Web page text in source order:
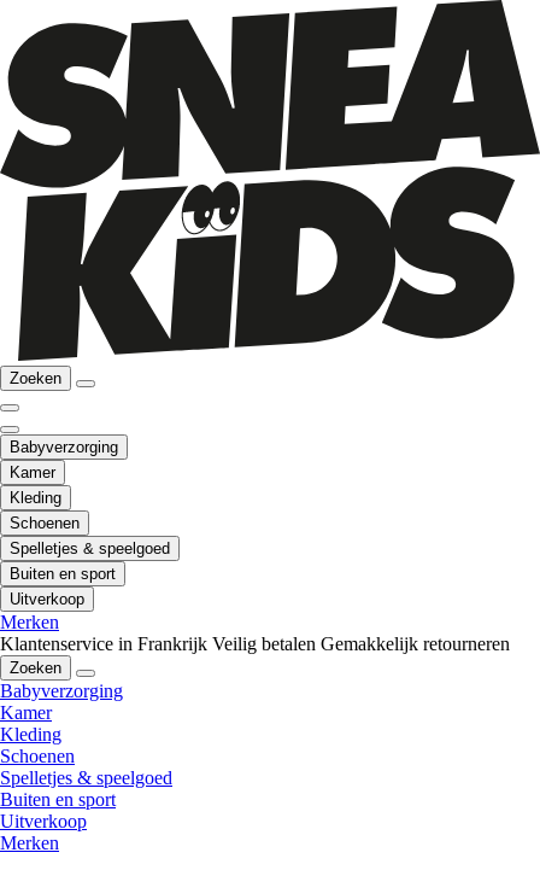
Zoeken
Babyverzorging
Kamer
Kleding
Schoenen
Spelletjes & speelgoed
Buiten en sport
Uitverkoop
Merken
Klantenservice in Frankrijk Veilig betalen Gemakkelijk retourneren
Zoeken
Babyverzorging
Kamer
Kleding
Schoenen
Spelletjes & speelgoed
Buiten en sport
Uitverkoop
Merken